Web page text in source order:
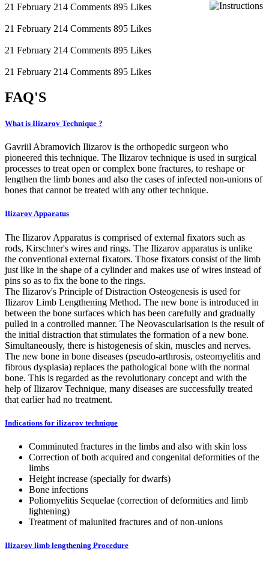
21 February 214 Comments 895 Likes
21 February 214 Comments 895 Likes
21 February 214 Comments 895 Likes
21 February 214 Comments 895 Likes
FAQ'S
What is Ilizarov Technique ?
Gavriil Abramovich Ilizarov is the orthopedic surgeon who
pioneered this technique. The Ilizarov technique is used in surgical
processes to treat open or complex bone fractures, to reshape or
lengthen the limb bones and also the cases of infected non-unions of
bones that cannot be treated with any other technique.
Ilizarov Apparatus
The Ilizarov Apparatus is comprised of external fixators such as
rods, Kirschner's wires and rings. The Ilizarov apparatus is unlike
the conventional external fixators. Those fixators consist of the limb
just like in the shape of a cylinder and makes use of wires instead of
pins so as to fix the bone to the rings.
The Ilizarov's Principle of Distraction Osteogenesis is used for
Ilizarov Limb Lengthening Method. The new bone is introduced in
between the bone surfaces which has been carefully and gradually
pulled in a controlled manner. The Neovascularisation is the result of
the initial distraction that stimulates the formation of a new bone.
Simultaneously, there is histogenesis of skin, muscles and nerves.
The new bone in bone diseases (pseudo-arthrosis, osteomyelitis and
fibrous dysplasia) replaces the pathological bone with the normal
bone. This is regarded as the revolutionary concept and with the
help of Ilizarov Technique, many diseases are successfully treated
that earlier had no treatment.
Indications for ilizarov technique
Comminuted fractures in the limbs and also with skin loss
Correction of both acquired and congenital deformities of the
limbs
Height increase (specially for dwarfs)
Bone infections
Poliomyelitis Sequelae (correction of deformities and limb
lightening)
Treatment of malunited fractures and of non-unions
Ilizarov limb lengthening Procedure